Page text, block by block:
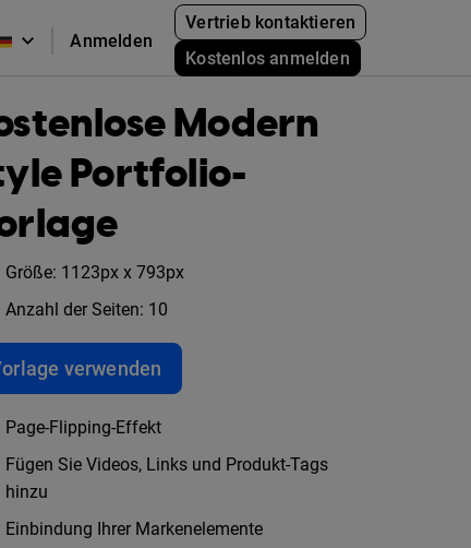
Anmelden
Vertrieb kontaktieren
Kostenlos anmelden
Modern
Portfolio-
Größe: 1123px x 793px
Anzahl der Seiten: 10
verwenden
Page-Flipping-Effekt
Fügen Sie Videos, Links und Produkt-Tags
hinzu
Einbindung Ihrer Markenelemente